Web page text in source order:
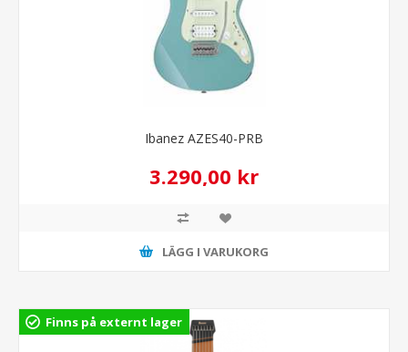
Ibanez AZES40-PRB
3.290,00 kr
LÄGG I VARUKORG
Finns på externt lager